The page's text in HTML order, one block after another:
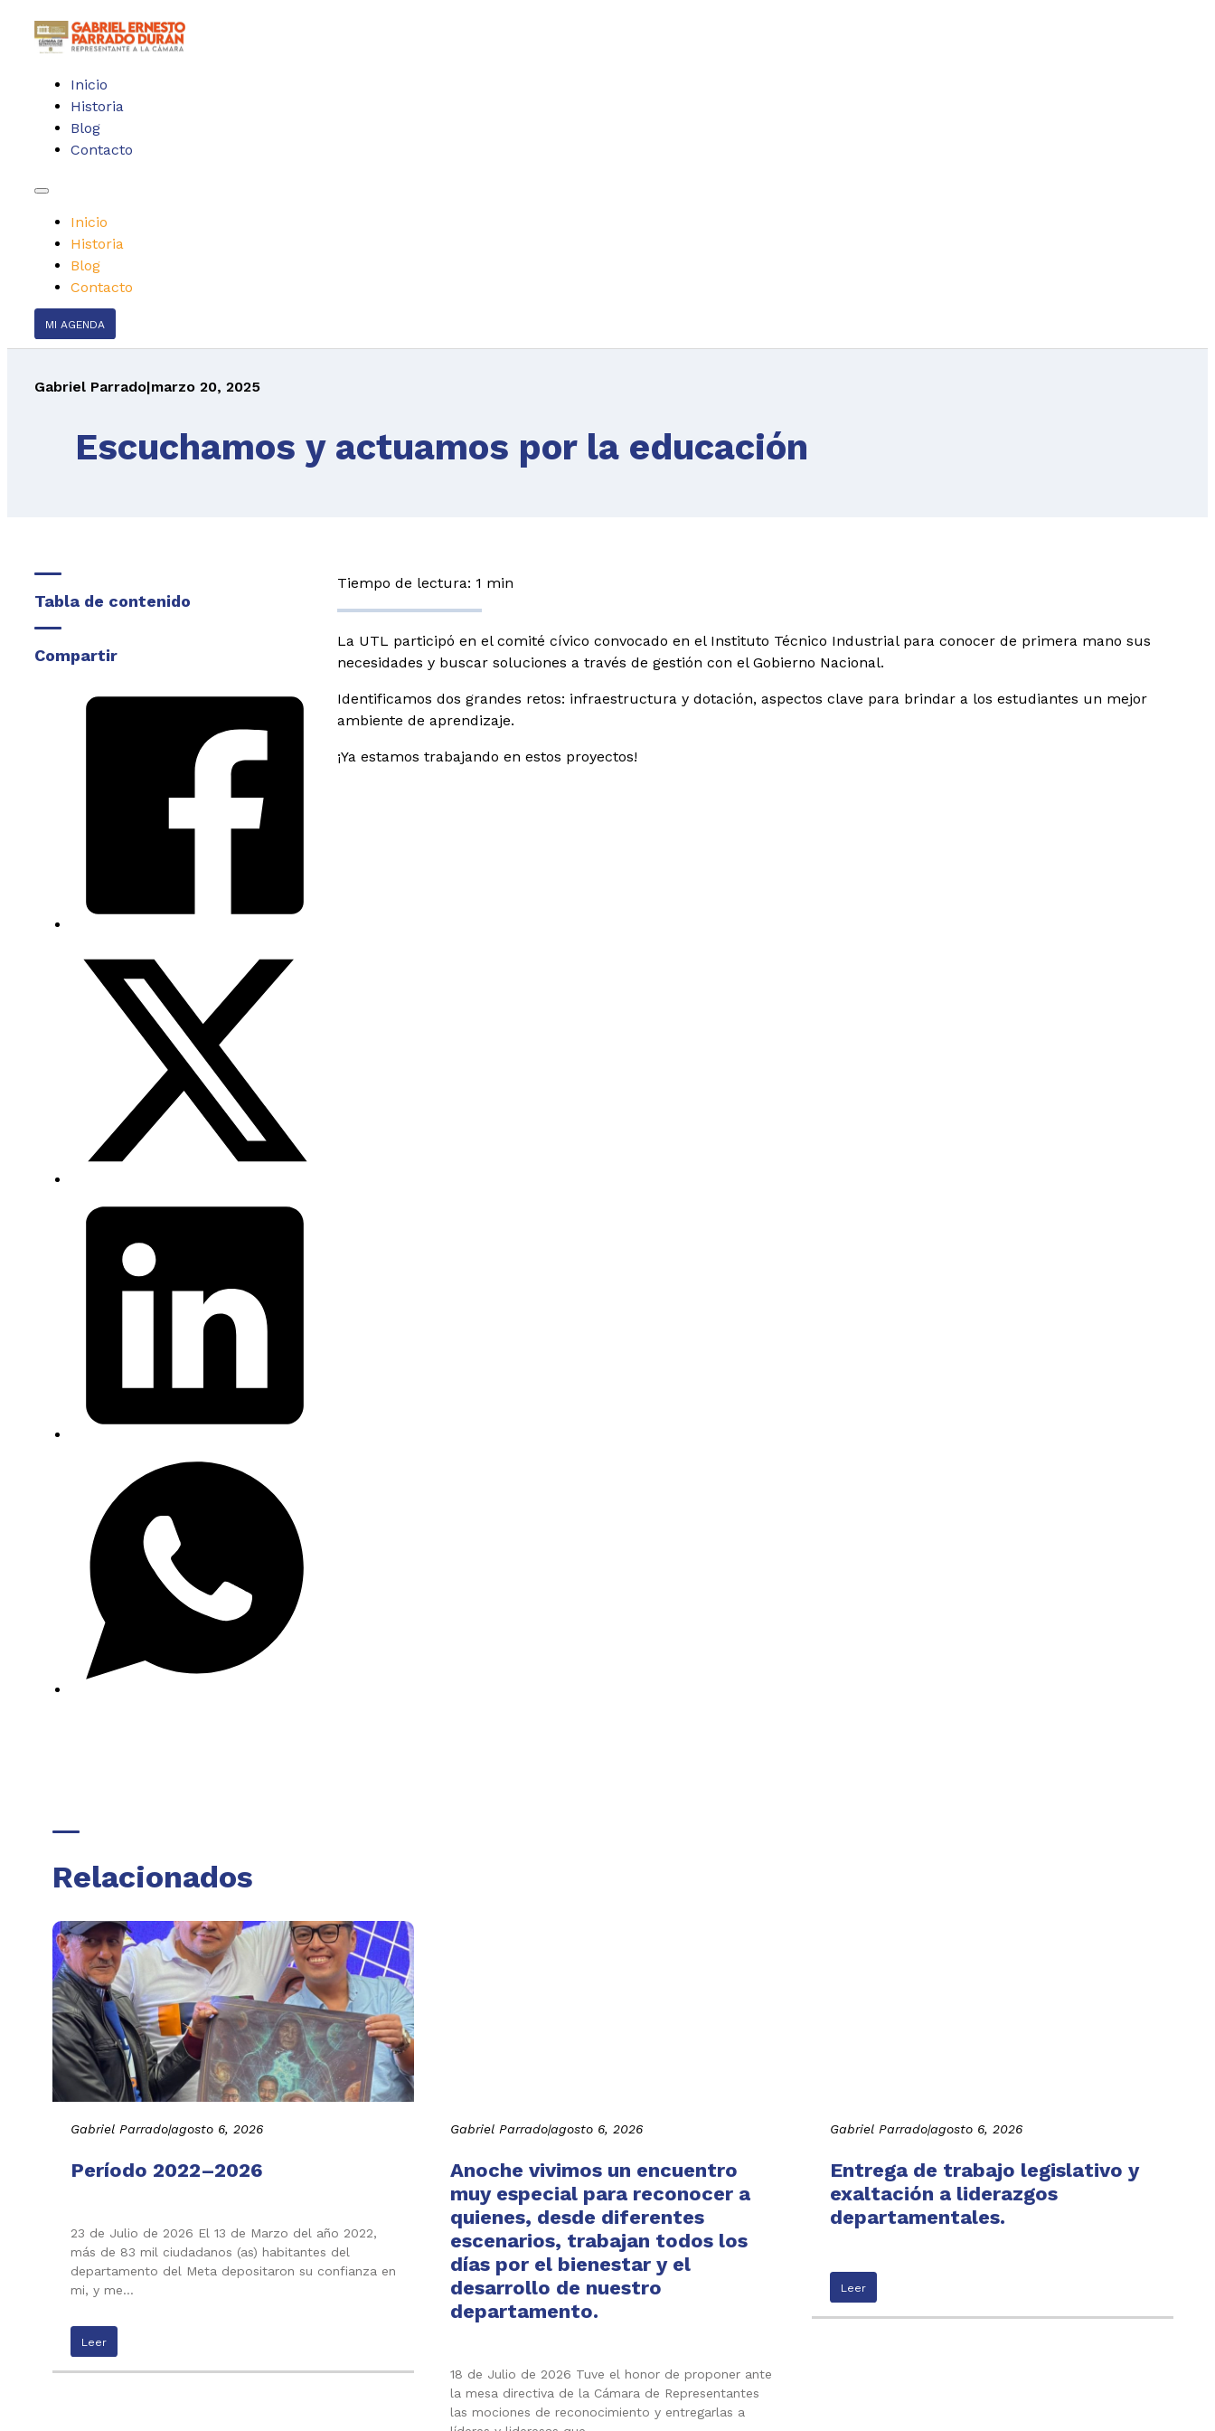
Inicio
Historia
Blog
Contacto
Inicio
Historia
Blog
Contacto
MI AGENDA
Gabriel Parrado|marzo 20, 2025
Escuchamos y actuamos por la educación
Tabla de contenido
Compartir
Tiempo de lectura: 1 min
La UTL participó en el comité cívico convocado en el Instituto Técnico Industrial para conocer de primera mano sus
necesidades y buscar soluciones a través de gestión con el Gobierno Nacional.
Identificamos dos grandes retos: infraestructura y dotación, aspectos clave para brindar a los estudiantes un mejor
ambiente de aprendizaje.
¡Ya estamos trabajando en estos proyectos!
Relacionados
Gabriel Parrado|agosto 6, 2026
Período 2022–2026
23 de Julio de 2026 El 13 de Marzo del año 2022,
más de 83 mil ciudadanos (as) habitantes del
departamento del Meta depositaron su confianza en
mi, y me…
Leer
Gabriel Parrado|agosto 6, 2026
Anoche vivimos un encuentro
muy especial para reconocer a
quienes, desde diferentes
escenarios, trabajan todos los
días por el bienestar y el
desarrollo de nuestro
departamento.
18 de Julio de 2026 Tuve el honor de proponer ante
la mesa directiva de la Cámara de Representantes
las mociones de reconocimiento y entregarlas a
Gabriel Parrado|agosto 6, 2026
Entrega de trabajo legislativo y
exaltación a liderazgos
departamentales.
Leer